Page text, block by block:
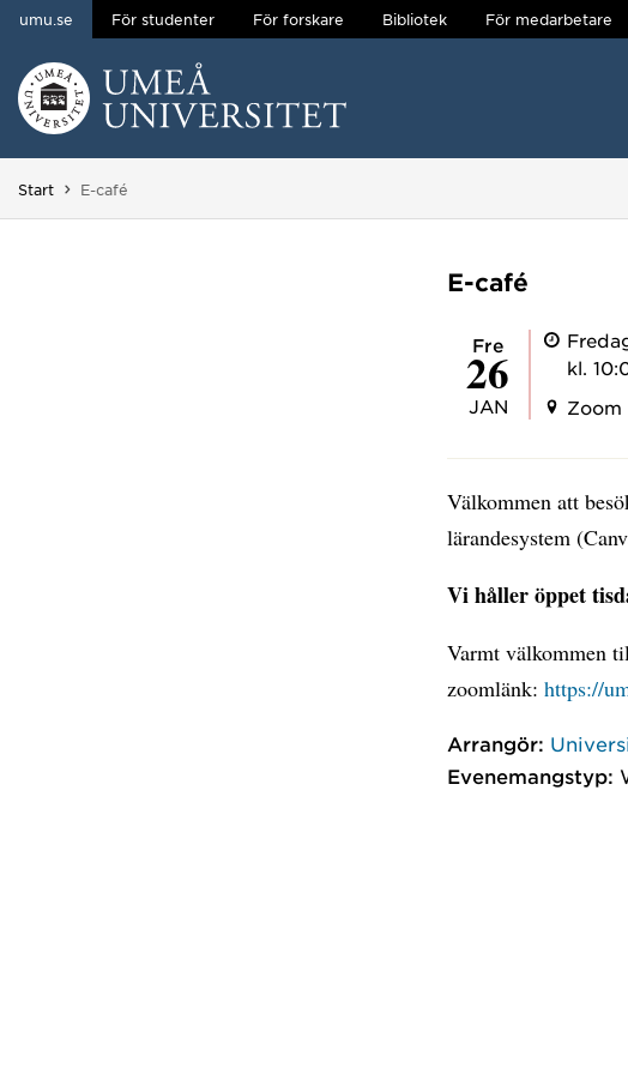
Hoppa direkt till innehållet
umu.se För studenter För forskare Bibliotek För medarbetare
Huvudmenyn dold.
Start Du är här:
E-café
E-café
fre
26
JAN
kl.
Zoom
Välkommen att
lärandesystem
Vi håller öppet
Varmt välkommen
zoomlänk:https://
Arrangör:
Evenemangstyp: